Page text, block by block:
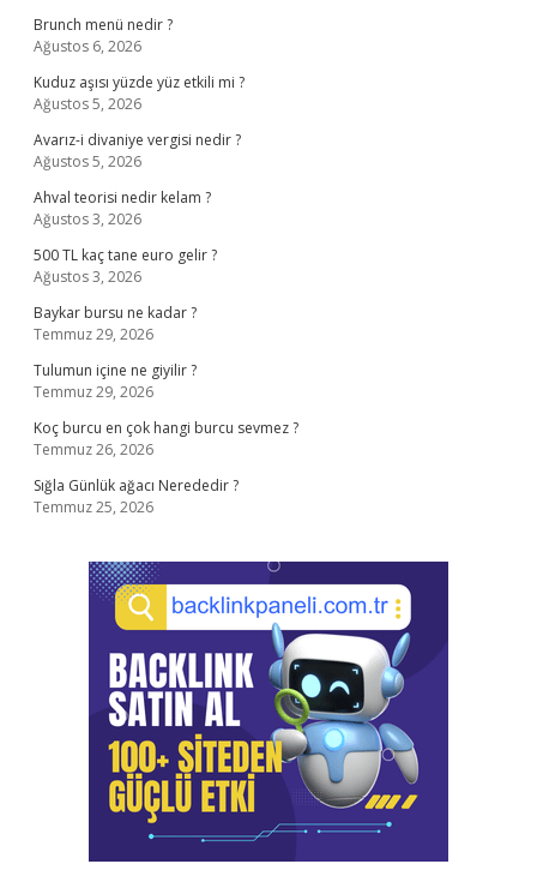
Brunch menü nedir ?
Ağustos 6, 2026
Kuduz aşısı yüzde yüz etkili mi ?
Ağustos 5, 2026
Avarız-i divaniye vergisi nedir ?
Ağustos 5, 2026
Ahval teorisi nedir kelam ?
Ağustos 3, 2026
500 TL kaç tane euro gelir ?
Ağustos 3, 2026
Baykar bursu ne kadar ?
Temmuz 29, 2026
Tulumun içine ne giyilir ?
Temmuz 29, 2026
Koç burcu en çok hangi burcu sevmez ?
Temmuz 26, 2026
Sığla Günlük ağacı Nerededir ?
Temmuz 25, 2026